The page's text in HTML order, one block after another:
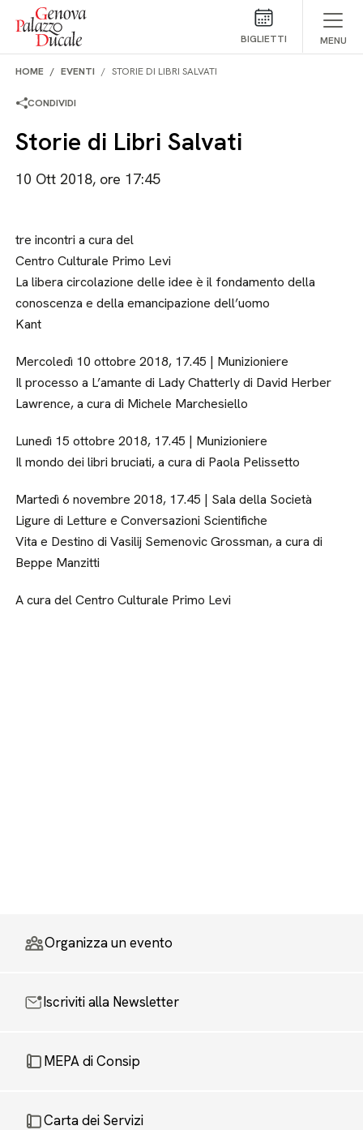
Salta al contenuto
BIGLIETTI MENU
HOME EVENTI STORIE DI LIBRI SALVATI
CONDIVIDI
Storie di Libri Salvati
10 Ott 2018, ore 17:45
tre incontri a cura del
Centro Culturale Primo Levi
La libera circolazione delle idee è il fondamento della
conoscenza e della emancipazione dell’uomo
Kant
Mercoledì 10 ottobre 2018, 17.45 | Munizioniere
Il processo a L’amante di Lady Chatterly di David Herber
Lawrence, a cura di Michele Marchesiello
Lunedì 15 ottobre 2018, 17.45 | Munizioniere
Il mondo dei libri bruciati, a cura di Paola Pelissetto
Martedì 6 novembre 2018, 17.45 | Sala della Società
Ligure di Letture e Conversazioni Scientifiche
Vita e Destino di Vasilij Semenovic Grossman, a cura di
Beppe Manzitti
A cura del Centro Culturale Primo Levi
Organizza un evento
Iscriviti alla Newsletter
MEPA di Consip
Carta dei Servizi